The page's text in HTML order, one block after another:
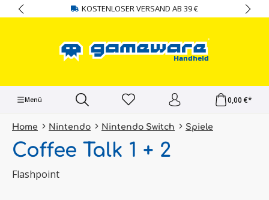
springen KOSTENLOSER VERSAND AB 39 €
Menü 0,00 €*
Home Nintendo Nintendo Switch Spiele
Coffee Talk 1 + 2
Flashpoint